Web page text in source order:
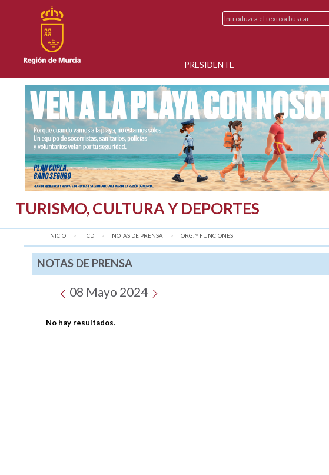
PRESIDENTE
TURISMO, CULTURA Y DEPORTES
INICIO TCD NOTAS DE PRENSA AQUÍ:
ORG. Y FUNCIONES
NOTAS DE PRENSA
08 Mayo 2024
No hay resultados.